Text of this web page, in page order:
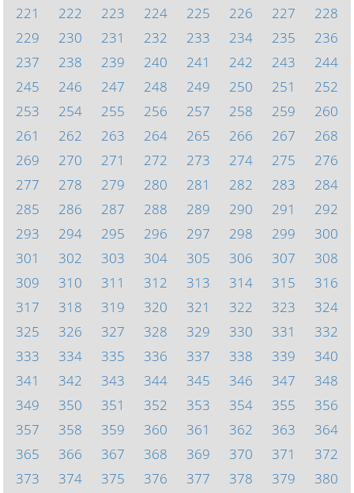
221 222 223 224 225 226 227
228
229
230 231 232 233 234 235
236
237
238 239 240 241 242 243
244
245
246 247 248 249 250 251
252
253
254 255 256 257 258 259
260
261
262 263 264 265 266 267
268
269
270 271 272 273 274 275
276
277
278 279 280 281 282 283
284
285
286 287 288 289 290 291
292
293
294 295 296 297 298 299
300
301
302 303 304 305 306 307
308
309
310 311 312 313 314 315
316
317
318 319 320 321 322 323
324
325
326 327 328 329 330 331
332
333
334 335 336 337 338 339
340
341
342 343 344 345 346 347
348
349
350 351 352 353 354 355
356
357
358 359 360 361 362 363
364
365
366 367 368 369 370 371
372
373
374 375 376 377 378 379
380